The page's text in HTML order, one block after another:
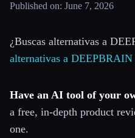
Published on: June 7, 2026
¿Buscas alternativas a
alternativas a
Have an AI tool of your
a free, in-depth product
one.